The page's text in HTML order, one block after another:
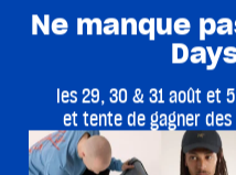
Ne manque
les 29, 30 & 31 août et
et tente de gagner